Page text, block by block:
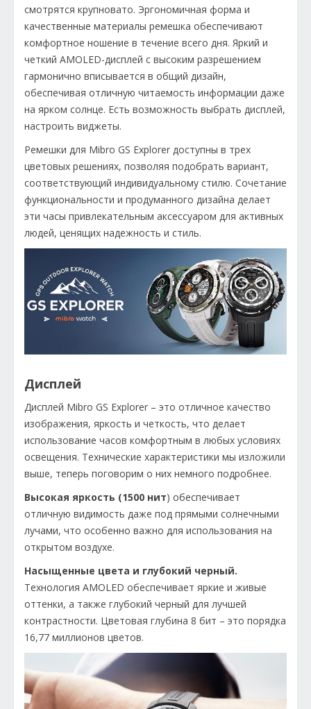
смотрятся крупновато. Эргономичная форма и
качественные материалы ремешка обеспечивают
комфортное ношение в течение всего дня. Яркий и
четкий AMOLED-дисплей с высоким разрешением
гармонично вписывается в общий дизайн,
обеспечивая отличную читаемость информации даже
на ярком солнце. Есть возможность выбрать дисплей,
настроить виджеты.
Ремешки для Mibro GS Explorer доступны в трех
цветовых решениях, позволяя подобрать вариант,
соответствующий индивидуальному стилю. Сочетание
функциональности и продуманного дизайна делает
эти часы привлекательным аксессуаром для активных
людей, ценящих надежность и стиль.
Дисплей
Дисплей Mibro GS Explorer – это отличное качество
изображения, яркость и четкость, что делает
использование часов комфортным в любых условиях
освещения. Технические характеристики мы изложили
выше, теперь поговорим о них немного подробнее.
Высокая яркость (1500 нит) обеспечивает
отличную видимость даже под прямыми солнечными
лучами, что особенно важно для использования на
открытом воздухе.
Насыщенные цвета и глубокий черный.
Технология AMOLED обеспечивает яркие и живые
оттенки, а также глубокий черный для лучшей
контрастности. Цветовая глубина 8 бит – это порядка
16,77 миллионов цветов.